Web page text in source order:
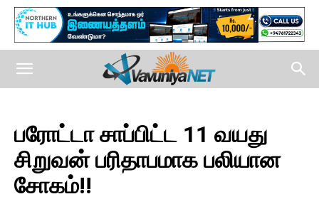
பரோட்டா சாப்பிட்ட 11 வயது
சிறுவன் பரிதாபமாக பலியான
சோகம்!!